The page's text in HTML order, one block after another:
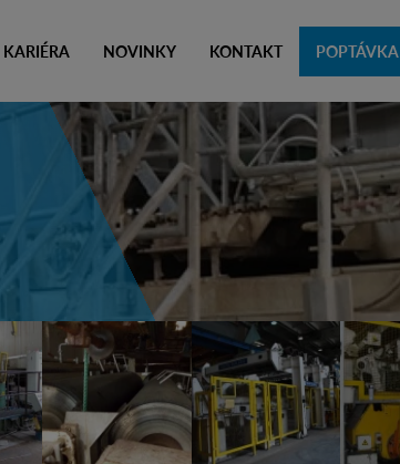
KARIÉRA NOVINKY KONTAKT POPTÁVKA